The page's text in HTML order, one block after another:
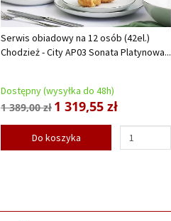
Serwis obiadowy na 12 osób (42el.)
Chodzież - City AP03 Sonata Platynowa...
Dostępny (wysyłka do 48h)
1 389,00 zł 1 319,55 zł
Do koszyka